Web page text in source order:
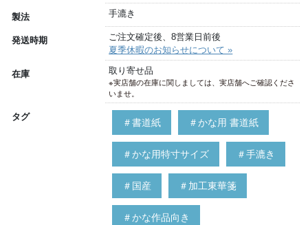
製法 手漉き
発送時期
ご注文確定後、8営業日前後
夏季休暇のお知らせについて »
在庫 取り寄せ品
※実店舗の在庫に関しましては、実店舗へご確認くださ
いませ。
タグ
＃書道紙 ＃かな用 書道紙
＃かな用特寸サイズ ＃手漉き
＃国産 ＃加工東華箋
＃かな作品向き